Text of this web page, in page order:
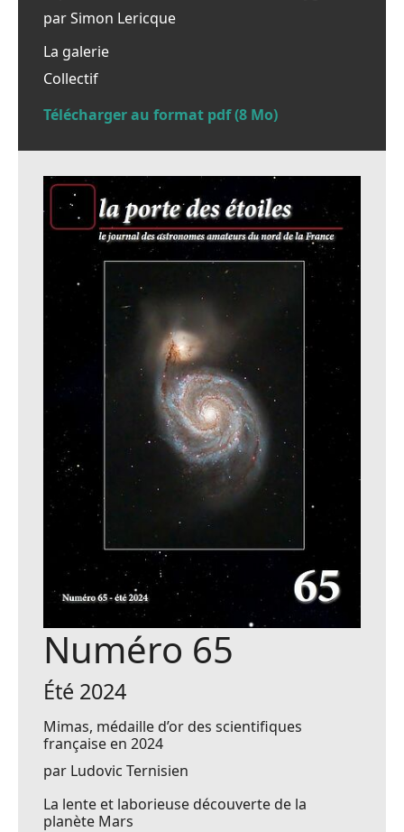
par Simon Lericque
La galerie
Collectif
Télécharger au format pdf (8 Mo)
Numéro 65
Été 2024
Mimas, médaille d’or des scientifiques
française en 2024
par Ludovic Ternisien
La lente et laborieuse découverte de la
planète Mars